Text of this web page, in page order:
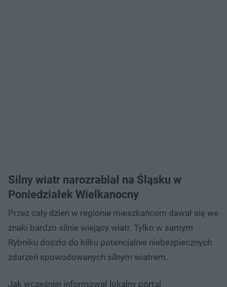
Silny wiatr narozrabiał na Śląsku w
Poniedziałek Wielkanocny
Przez cały dzień w regionie mieszkańcom dawał się we
znaki bardzo silnie wiejący wiatr. Tylko w samym
Rybniku doszło do kilku potencjalnie niebezpiecznych
zdarzeń spowodowanych silnym wiatrem.
Jak wcześniej informował lokalny portal